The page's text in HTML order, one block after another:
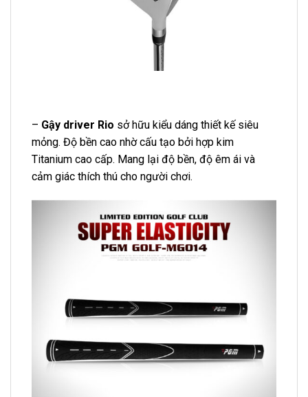
– Gậy driver Rio sở hữu kiểu dáng thiết kế siêu
mỏng. Độ bền cao nhờ cấu tạo bởi hợp kim
Titanium cao cấp. Mang lại độ bền, độ êm ái và
cảm giác thích thú cho người chơi.